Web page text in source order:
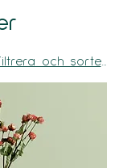
och sortera